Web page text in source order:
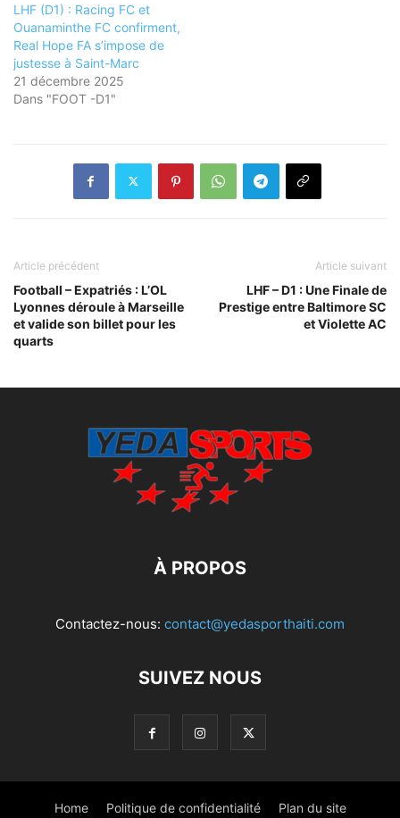
LHF (D1) : Racing FC et
Ouanaminthe FC confirment,
Real Hope FA s’impose de
justesse à Saint-Marc
21 décembre 2025
Dans "FOOT -D1"
Article précédent
Football – Expatriés : L’OL
Lyonnes déroule à Marseille
et valide son billet pour les
quarts
Article suivant
LHF – D1 : Une Finale de
Prestige entre Baltimore SC
et Violette AC
À PROPOS
Contactez-nous: contact@yedasporthaiti.com
SUIVEZ NOUS
Home Politique de confidentialité Plan du site